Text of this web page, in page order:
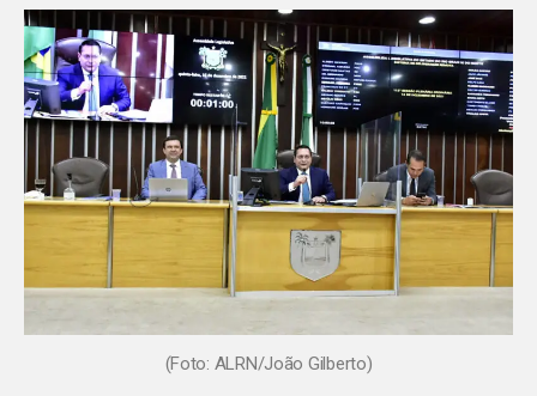
(Foto: ALRN/João Gilberto)